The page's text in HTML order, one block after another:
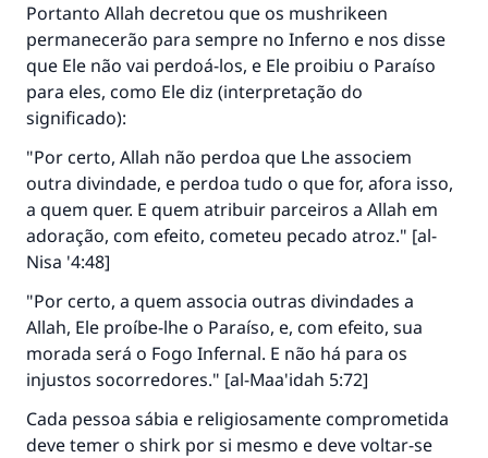
Portanto Allah decretou que os mushrikeen
permanecerão para sempre no Inferno e nos disse
que Ele não vai perdoá-los, e Ele proibiu o Paraíso
para eles, como Ele diz (interpretação do
significado):
"Por certo, Allah não perdoa que Lhe associem
outra divindade, e perdoa tudo o que for, afora isso,
a quem quer. E quem atribuir parceiros a Allah em
adoração, com efeito, cometeu pecado atroz." [al-
Nisa '4:48]
"Por certo, a quem associa outras divindades a
Allah, Ele proíbe-lhe o Paraíso, e, com efeito, sua
morada será o Fogo Infernal. E não há para os
injustos socorredores." [al-Maa'idah 5:72]
Cada pessoa sábia e religiosamente comprometida
deve temer o shirk por si mesmo e deve voltar-se